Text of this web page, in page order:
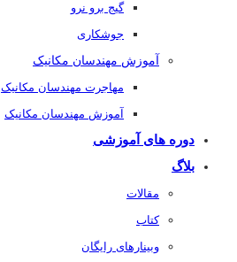
گیج برو نرو
جوشکاری
آموزش مهندسان مکانیک
مهاجرت مهندسان مکانیک
آموزش مهندسان مکانیک
دوره های آموزشی
بلاگ
مقالات
کتاب
وبینارهای رایگان